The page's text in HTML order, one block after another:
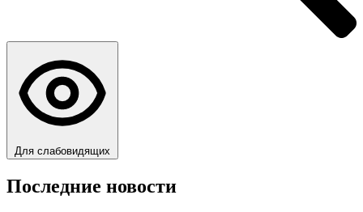
Для слабовидящих
Последние новости